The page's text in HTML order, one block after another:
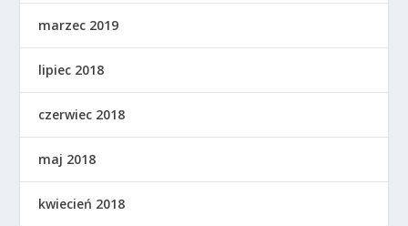
marzec 2019
lipiec 2018
czerwiec 2018
maj 2018
kwiecień 2018